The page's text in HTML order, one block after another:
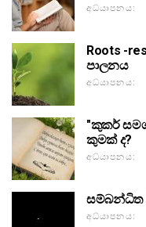
අධ්යාපනය:
Roots -
පාලනය
අධ්යාපනය:
"කුකර්
කුමක් ද?
අධ්යාපනය:
සම්බන්ධිත
අධ්යාපනය: